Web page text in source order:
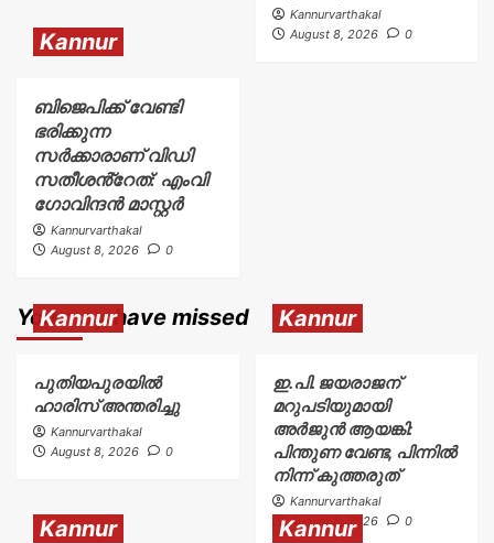
Kannurvarthakal
August 8, 2026
0
Kannur
ബിജെപിക്ക് വേണ്ടി
ഭരിക്കുന്ന
സർക്കാരാണ് വിഡി
സതീശൻ്റേത്: എംവി
ഗോവിന്ദൻ മാസ്റ്റർ
Kannurvarthakal
August 8, 2026
0
You may have missed
Kannur
പുതിയപുരയിൽ
ഹാരിസ് അന്തരിച്ചു
Kannurvarthakal
August 8, 2026
0
Kannur
ഇ.പി. ജയരാജന്
മറുപടിയുമായി
അർജുൻ ആയങ്കി:
പിന്തുണ വേണ്ട, പിന്നിൽ
നിന്ന് കുത്തരുത്
Kannurvarthakal
August 8, 2026
0
Kannur Kannur